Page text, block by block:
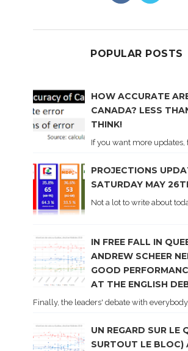
POPULAR POSTS
HOW ACCURATE
CANADA? LESS
THINK!
If you want more
PROJECTIONS
SATURDAY MAY
Not a lot to write about
IN FREE FALL IN
ANDREW SCHEER
GOOD
AT THE ENGLISH
Finally, the leaders' debate with
UN REGARD SUR LE
SURTOUT LE BLOC)